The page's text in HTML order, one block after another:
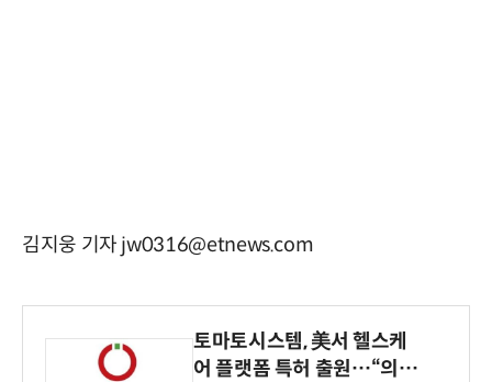
김지웅 기자 jw0316@etnews.com
토마토시스템, 美서 헬스케
어 플랫폼 특허 출원…“의료